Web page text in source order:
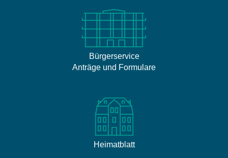
Bürgerservice
Anträge und Formulare
Heimatblatt